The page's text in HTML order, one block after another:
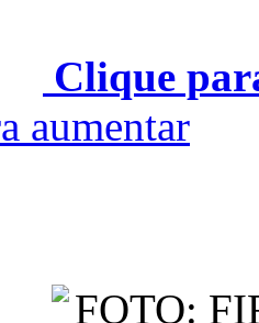
Clique
aumentar